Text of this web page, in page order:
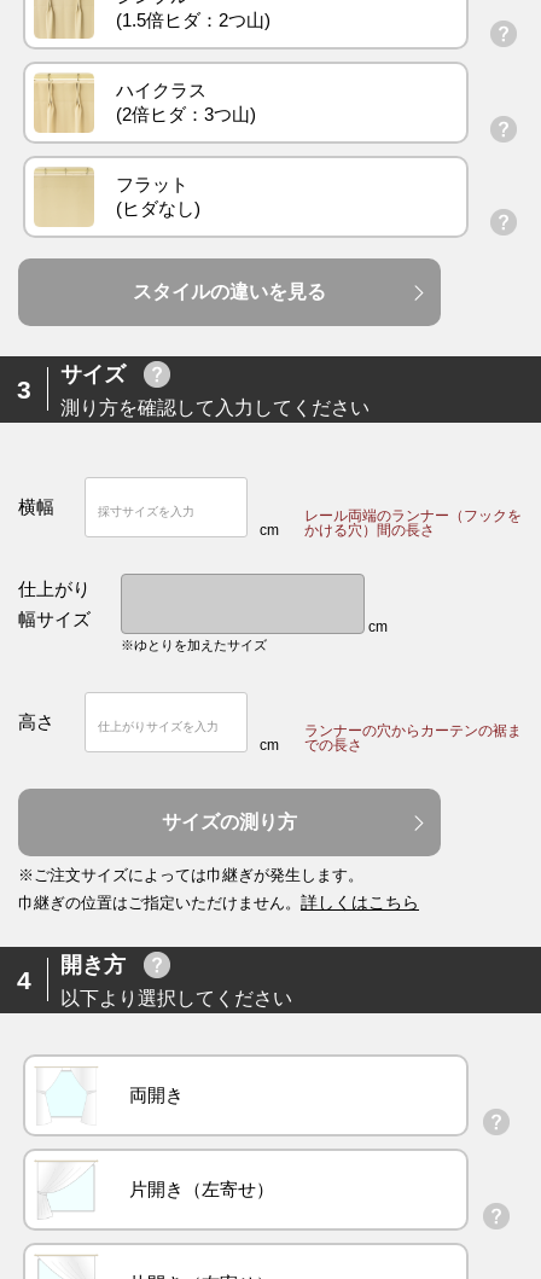
ハイクラス
フラット
スタイルの違いを見る
3
サイズ
測り方を確認して入力してください
横幅
cm
レール両端のランナー（フックを
かける穴）間の長さ
仕上がり
幅サイズ
cm
※ゆとりを加えたサイズ
高さ
cm
ランナーの穴からカーテンの裾ま
での長さ
サイズの測り方
※ご注文サイズによっては巾継ぎが発生します。
巾継ぎの位置はご指定いただけません。 詳しくはこちら
4
開き方
以下より選択してください
両開き
片開き（左寄せ）